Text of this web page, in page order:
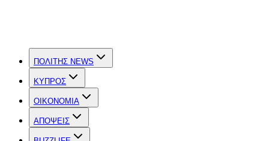
ΠΟΛΙΤΗΣ NEWS
ΚΥΠΡΟΣ
OIKONOMIA
ΑΠΟΨΕΙΣ